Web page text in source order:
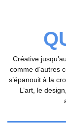
Créative
comme d’autres
s’épanouit à la
L’art, le